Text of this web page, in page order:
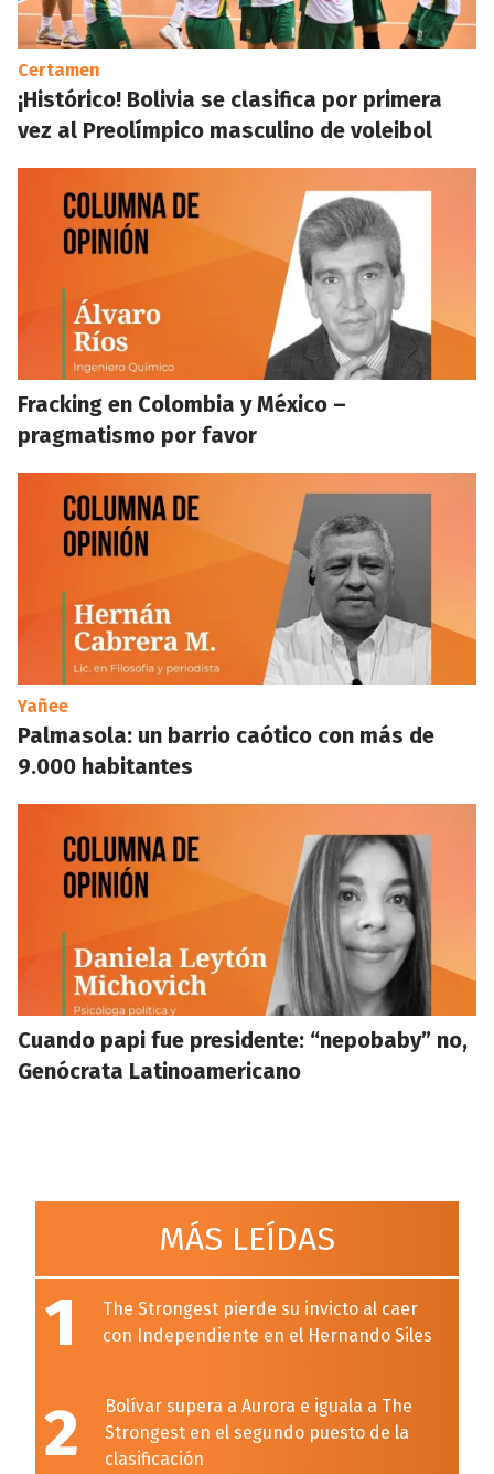
Certamen
¡Histórico! Bolivia se clasifica por primera
vez al Preolímpico masculino de voleibol
Fracking en Colombia y México –
pragmatismo por favor
Yañee
Palmasola: un barrio caótico con más de
9.000 habitantes
Cuando papi fue presidente: “nepobaby” no,
Genócrata Latinoamericano
MÁS LEÍDAS
1
The Strongest pierde su invicto al caer
con Independiente en el Hernando Siles
2
Bolívar supera a Aurora e iguala a The
Strongest en el segundo puesto de la
clasificación